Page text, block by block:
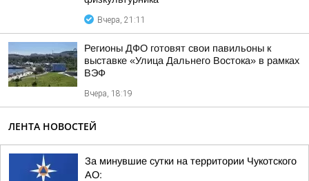
Вчера, 21:11
Регионы ДФО готовят свои павильоны к
выставке «Улица Дальнего Востока» в рамках
ВЭФ
Вчера, 18:19
ЛЕНТА НОВОСТЕЙ
За минувшие сутки на территории Чукотского
АО: